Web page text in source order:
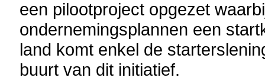
een pilootproject opgezet
ondernemingsplannen een
land komt enkel de
buurt van dit initiatief.